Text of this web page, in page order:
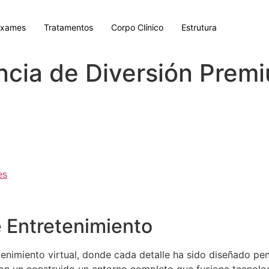
Tratamentos Corpo Clínico Estrutura
de Diversión
Entretenimiento
virtual, donde cada detalle ha sido diseñado